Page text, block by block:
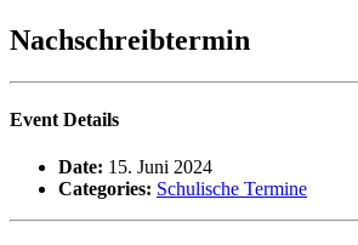
Nachschreibtermin
Event Details
Date: 15. Juni 2024
Categories: Schulische Termine